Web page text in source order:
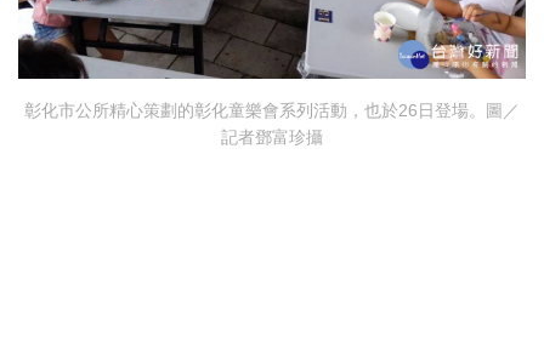
彰化市公所精心策劃的彰化童樂會系列活動，也於26日登場。圖／
記者鄧富珍攝